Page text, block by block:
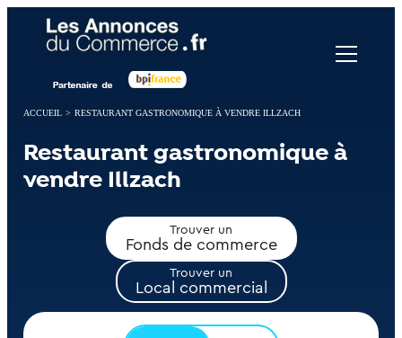
ACCUEIL > RESTAURANT GASTRONOMIQUE À VENDRE ILLZACH
Restaurant gastronomique à
vendre Illzach
Trouver un
Fonds de commerce
Trouver un
Local commercial
Panneau de gestion des cookies